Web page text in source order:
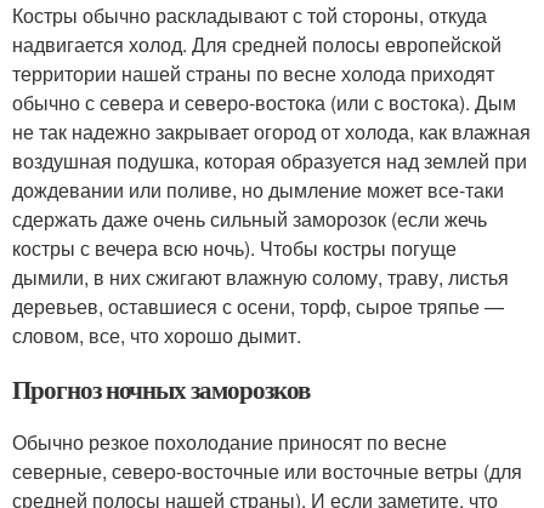
Костры обычно раскладывают с той стороны, откуда
надвигается холод. Для средней полосы европейской
территории нашей страны по весне холода приходят
обычно с севера и северо-востока (или с востока). Дым
не так надежно закрывает огород от холода, как влажная
воздушная подушка, которая образуется над землей при
дождевании или поливе, но дымление может все-таки
сдержать даже очень сильный заморозок (если жечь
костры с вечера всю ночь). Чтобы костры погуще
дымили, в них сжигают влажную солому, траву, листья
деревьев, оставшиеся с осени, торф, сырое тряпье —
словом, все, что хорошо дымит.
Прогноз ночных заморозков
Обычно резкое похолодание приносят по весне
северные, северо-восточные или восточные ветры (для
средней полосы нашей страны). И если заметите, что